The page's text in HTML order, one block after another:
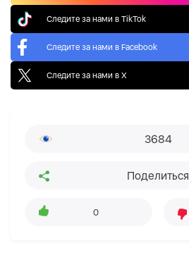
Следите за нами в TikTok
Следите за нами в Facebook
Следите за нами в X
3684
Поделиться
0